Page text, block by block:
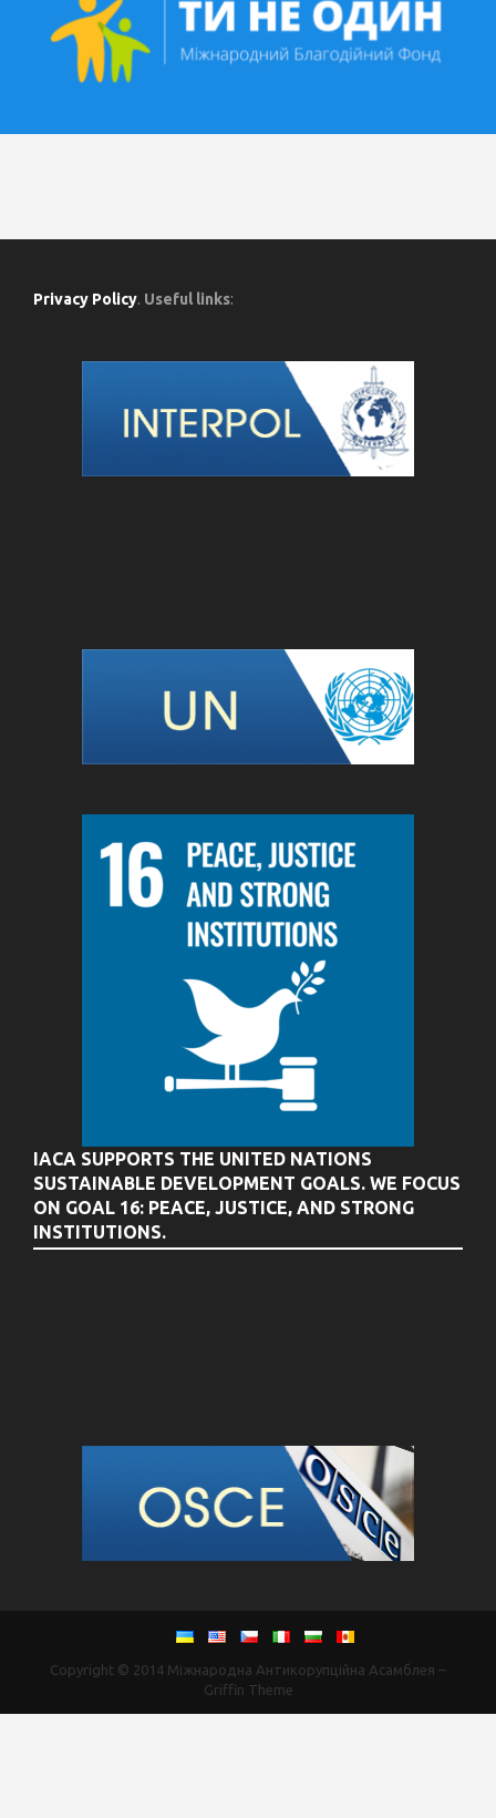
Privacy Policy. Useful links:
IACA SUPPORTS THE UNITED NATIONS
SUSTAINABLE DEVELOPMENT GOALS. WE FOCUS
ON GOAL 16: PEACE, JUSTICE, AND STRONG
INSTITUTIONS.
Copyright © 2014 Міжнародна Антикорупційна Асамблея –
Griffin Theme